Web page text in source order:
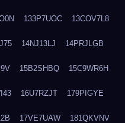
133P7UOC 13COV7L8
14NJ13LJ 14PRJLGB
15B2SHBQ 15C9WR6H
16U7RZJT 179PIGYE
17VE7UAW 181QKVNV